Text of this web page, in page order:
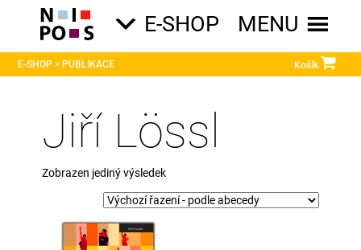
E-SHOP MENU
E-SHOP > PUBLIKACE 
Jiří Lössl
Zobrazen jediný výsledek